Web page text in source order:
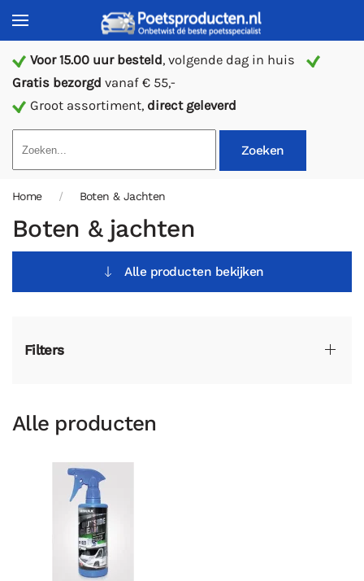
Voor 15.00 uur besteld, volgende dag in huis
Gratis bezorgd vanaf € 55,-
Groot assortiment, direct geleverd
Zoeken
Home Boten & Jachten
Boten & jachten
Alle producten bekijken
Alle producten
Filters